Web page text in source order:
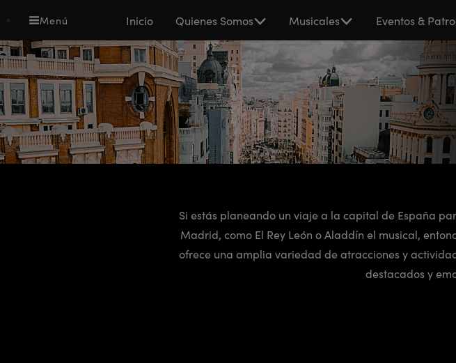
contenido
principal
Menú
navigation
Inicio Quienes Somos Musicales Eventos &
Si estás planeando un viaje a la capital de España
Madrid, como El Rey León o Aladdín el musical,
ofrece una amplia variedad de atracciones y
destacados y